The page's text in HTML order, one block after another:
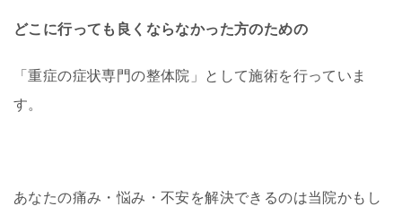
どこに行っても良くならなかった方のための
「重症の症状専門の整体院」として施術を行っていま
す。
あなたの痛み・悩み・不安を解決でき るのは当院かもし